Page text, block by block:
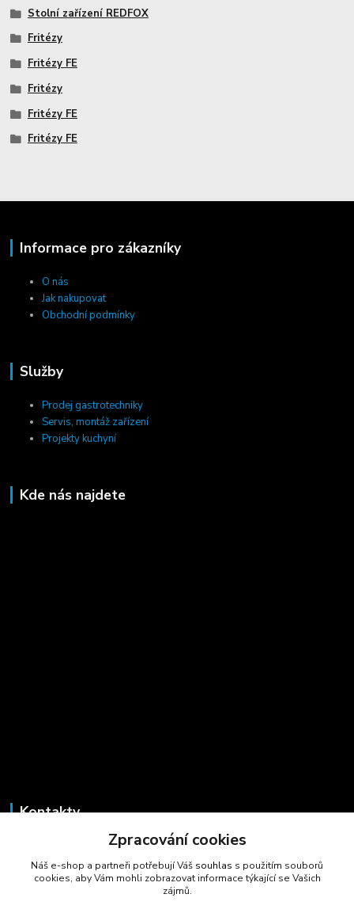
Stolní zařízení REDFOX
Fritézy
Fritézy FE
Fritézy
Fritézy FE
Fritézy FE
Informace pro zákazníky
O nás
Jak nakupovat
Obchodní podmínky
Služby
Prodej gastrotechniky
Servis, montáž zařízení
Projekty kuchyní
Kde nás najdete
Kontakty
+420 723 725 881
(Po-Pá, 8-16 hod.)
Zpracování cookies
Náš e-shop a partneři potřebují Váš souhlas s použitím souborů
cookies, aby Vám mohli zobrazovat informace týkající se Vašich
zájmů.